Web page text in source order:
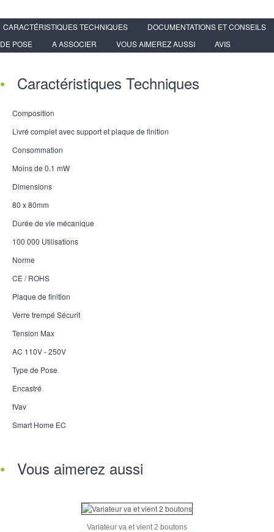
CARACTÉRISTIQUES TECHNIQUES
DOCUMENTATIONS ET CONSEILS
DE POSE
A ASSOCIER VOUS AIMEREZ AUSSI AVIS
Caractéristiques Techniques
Composition
Livré complet avec support et plaque de finition
Consommation
Moins de 0.1 mW
Dimensions
80 x 80mm
Durée de vie mécanique
100 000 Utilisations
Norme
CE / ROHS
Plaque de finition
Verre trempé Sécurit
Tension Max
AC 110V - 250V
Type de Pose
Encastré
tVav
Smart Home EC
Vous aimerez aussi
Variateur va et vient 2 boutons